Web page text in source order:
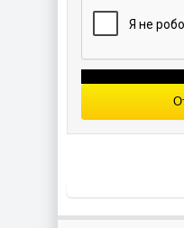
Narvik [GPM
149] из бумаги